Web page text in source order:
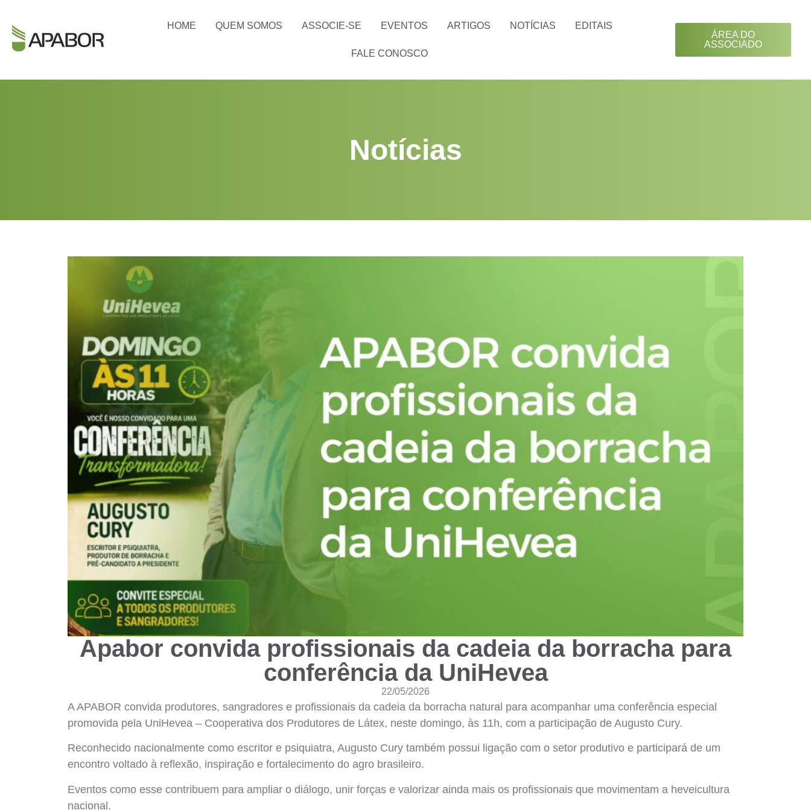
HOME QUEM SOMOS ASSOCIE-SE EVENTOS ARTIGOS NOTÍCIAS EDITAIS
FALE CONOSCO
ÁREA DO
ASSOCIADO
Notícias
Apabor convida profissionais da cadeia da borracha para
conferência da UniHevea
22/05/2026
A APABOR convida produtores, sangradores e profissionais da cadeia da borracha natural para acompanhar uma conferência especial
promovida pela UniHevea – Cooperativa dos Produtores de Látex, neste domingo, às 11h, com a participação de Augusto Cury.
Reconhecido nacionalmente como escritor e psiquiatra, Augusto Cury também possui ligação com o setor produtivo e participará de um
encontro voltado à reflexão, inspiração e fortalecimento do agro brasileiro.
Eventos como esse contribuem para ampliar o diálogo, unir forças e valorizar ainda mais os profissionais que movimentam a heveicultura
nacional.